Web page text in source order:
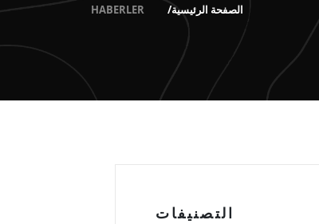
الصفحة الرئيسية HABERLER
التصنيفات